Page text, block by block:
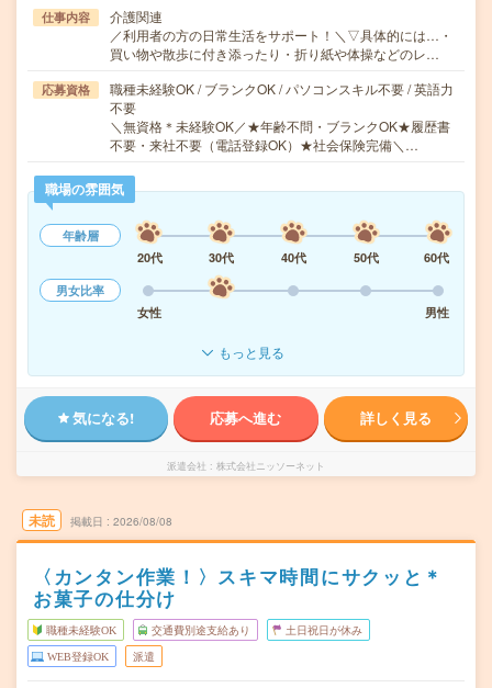
仕事内容
介護関連
／利用者の方の日常生活をサポート！＼▽具体的には…・
買い物や散歩に付き添ったり・折り紙や体操などのレ…
応募資格
職種未経験OK / ブランクOK / パソコンスキル不要 / 英語力
不要
＼無資格＊未経験OK／★年齢不問・ブランクOK★履歴書
不要・来社不要（電話登録OK）★社会保険完備＼…
職場の雰囲気
年齢層
20代
30代 40代 50代
60代
男女比率
女性
男性
もっと見る
気になる! 応募へ進む 詳しく見る
派遣会社 株式会社ニッソーネット
未読 掲載日 2026/08/08
〈カンタン作業！〉スキマ時間にサクッと＊
お菓子の仕分け
職種未経験OK 交通費別途支給あり 土日祝日が休み
WEB登録OK 派遣